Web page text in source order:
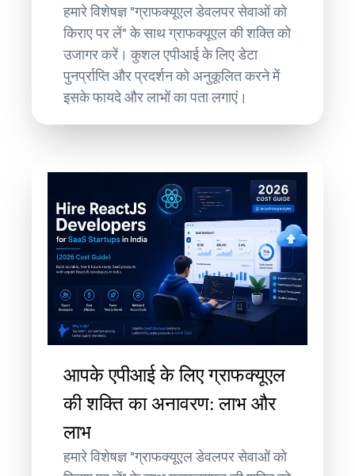
हमारे विशेषज्ञ "ग्राफक्यूएल डेवलपर सेवाओं को
किराए पर लें" के साथ ग्राफक्यूएल की शक्ति को
उजागर करें। कुशल एपीआई के लिए डेटा
पुनर्प्राप्ति और प्रदर्शन को अनुकूलित करने में
इसके फायदे और लाभों का पता लगाएं।
आपके एपीआई के लिए ग्राफक्यूएल
की शक्ति का अनावरण: लाभ और
लाभ
हमारे विशेषज्ञ "ग्राफक्यूएल डेवलपर सेवाओं को